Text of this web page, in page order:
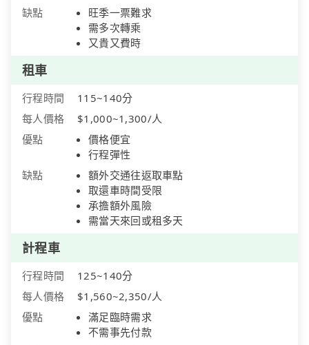
缺點
旺季一票難求
需多次轉乘
又貴又費時
租車
行程時間
115~140分
每人價格
$1,000~1,300/人
優點
價格便宜
行程彈性
缺點
額外交通往返取車點
取還車時間受限
承擔額外風險
需當天來回或租多天
計程車
行程時間
125~140分
每人價格
$1,560~2,350/人
優點
滿足臨時需求
不需事先付款